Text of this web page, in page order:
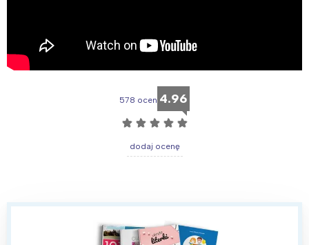
578 ocen 4.96
☆ ☆ ☆ ☆ ☆
dodaj ocenę